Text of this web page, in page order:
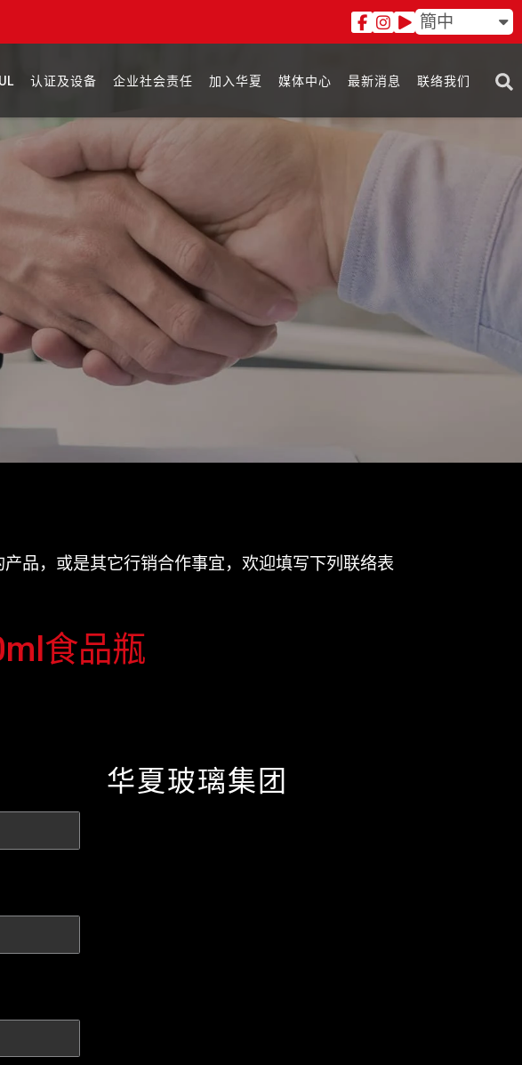
簡中
认证及设备 企业社会责任 加入华夏 媒体中心 最新消息 联络我们
品，或是其它行销合作事宜，欢迎填写下列联络表
食品瓶
华夏玻璃集团